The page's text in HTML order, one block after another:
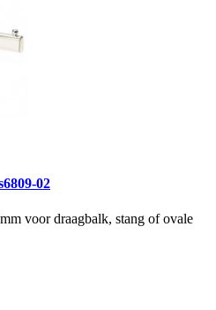
02
voor draagbalk, stang of ovale